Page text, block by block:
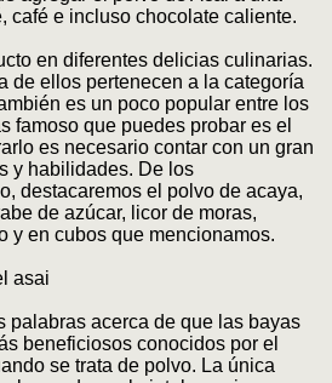
café e incluso chocolate caliente.
en diferentes delicias culinarias.
de ellos pertenecen a la categoría
es un poco popular entre los
famoso que puedes probar es el
es necesario contar con un gran
y habilidades. De los
destacaremos el polvo de acaya,
de azúcar, licor de moras,
y en cubos que mencionamos.
asai
palabras acerca de que las bayas
beneficiosos conocidos por el
se trata de polvo. La única